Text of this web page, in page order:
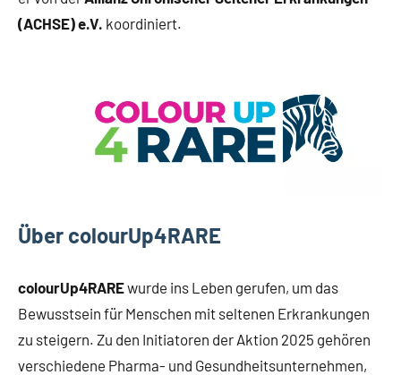
(ACHSE) e.V. koordiniert.
Über colourUp4RARE
colourUp4RAREwurde ins Leben gerufen, um das
Bewusstsein für Menschen mit seltenen Erkrankungen
zu steigern. Zu den Initiatoren der Aktion 2025 gehören
verschiedene Pharma- und Gesundheitsunternehmen,